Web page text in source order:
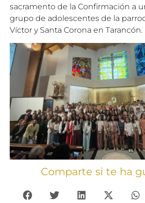
sacramento de la Confirmación a
grupo de adolescentes de la
Víctor y Santa Corona en Tarancón.
Comparte si te ha